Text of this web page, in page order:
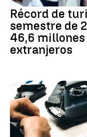
Récord de
semestre de
46,6
extranjeros